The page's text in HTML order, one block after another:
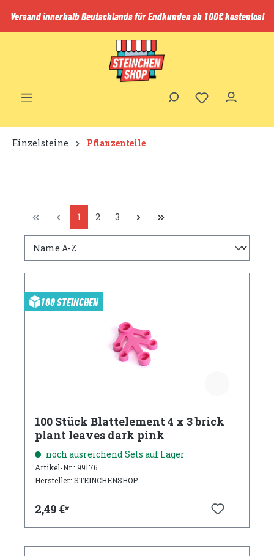
springen
Versand innerhalb Deutschlands für Endkunden ab 100€ kostenlos!
Einzelsteine Pflanzenteile
1 2 3
100 STEINCHEN
100 Stück Blattelement 4 x 3 brick
plant leaves dark pink
noch ausreichend Sets auf Lager
Artikel-Nr.: 99176
Hersteller: STEINCHENSHOP
2,49 €*